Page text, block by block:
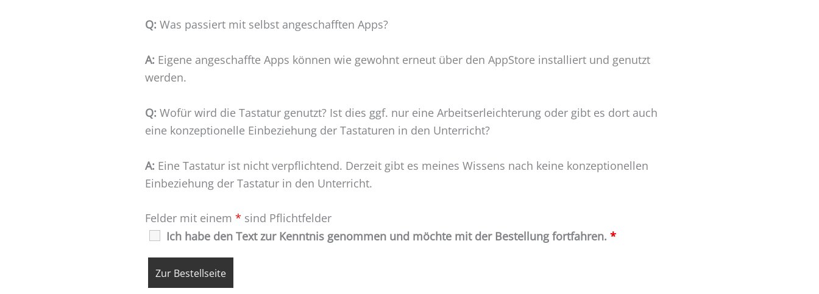
Q: Was passiert mit selbst angeschafften Apps?
A: Eigene angeschaffte Apps können wie gewohnt erneut über den AppStore installiert und genutzt
werden.
Q: Wofür wird die Tastatur genutzt? Ist dies ggf. nur eine Arbeitserleichterung oder gibt es dort auch
eine konzeptionelle Einbeziehung der Tastaturen in den Unterricht?
A: Eine Tastatur ist nicht verpflichtend. Derzeit gibt es meines Wissens nach keine konzeptionellen
Einbeziehung der Tastatur in den Unterricht.
Felder mit einem * sind Pflichtfelder
Ich habe den Text zur Kenntnis genommen und möchte mit der Bestellung fortfahren. *